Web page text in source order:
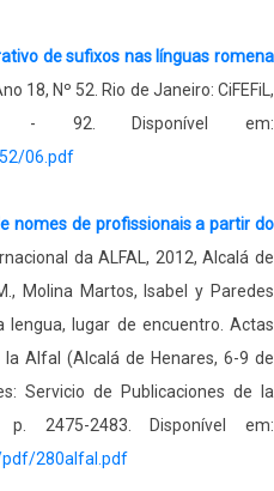
de sufixos nas línguas romena
18, Nº 52. Rio de Janeiro: CiFEFiL,
- 92. Disponível em:
06.pdf
nomes de profissionais a partir do
da ALFAL, 2012, Alcalá de
Molina Martos, Isabel y Paredes
lengua, lugar de encuentro. Actas
Alfal (Alcalá de Henares, 6-9 de
Servicio de Publicaciones de la
2475-2483. Disponível em:
280alfal.pdf